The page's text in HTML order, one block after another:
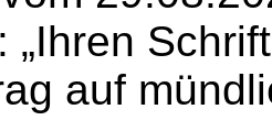
„Ihren
auf